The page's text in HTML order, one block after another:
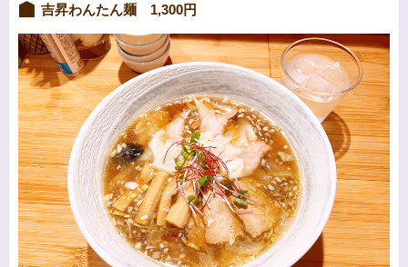
吉昇わんたん麺 1,300円